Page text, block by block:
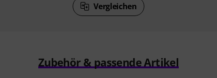
Vergleichen
Zubehör & passende Artikel